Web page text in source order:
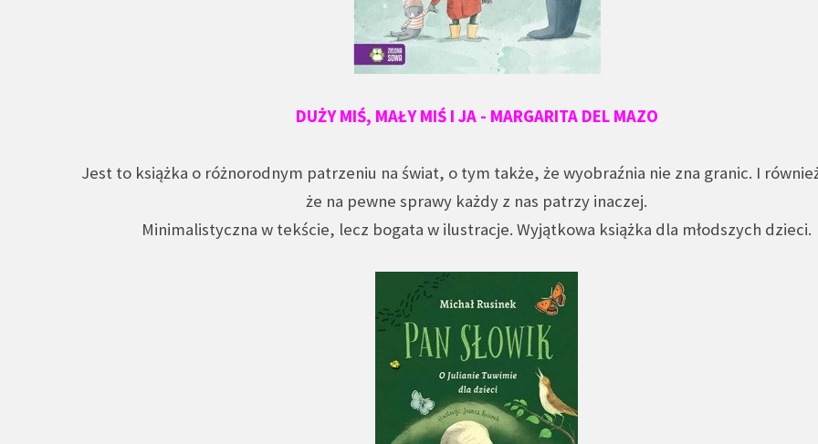
DUŻY MIŚ, MAŁY MIŚ I JA - MARGARITA DEL MAZO
Jest to książka o różnorodnym patrzeniu na świat, o tym także, że wyobraźnia nie zna granic. I
że na pewne sprawy każdy z nas patrzy inaczej.
Minimalistyczna w tekście, lecz bogata w ilustracje. Wyjątkowa książka dla młodszych dzieci.